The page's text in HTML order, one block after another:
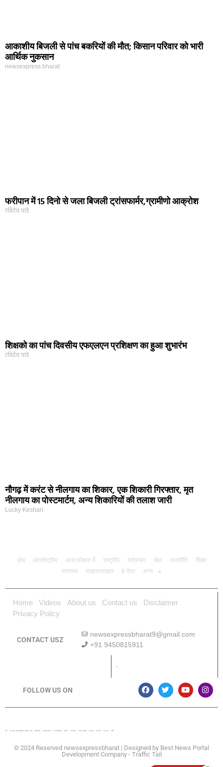
आकाशीय बिजली से पांच बकरियों की मौत; किसान परिवार को भारी
आर्थिक नुकसान
newsexpress bharat
फरीपान में 15 दिनो से जला बिजली ट्रांसफार्मर,ग्रामीणो आक्रोश
रविदेव पांडे
शिक्षको का पांच दिवसीय एफएलएन प्रशिक्षण का हुआ शुभारंभ
रविदेव पांडे
नौगढ़ में करंट से नीलगाय का शिकार, एक शिकारी गिरफ्तार, मृत
नीलगाय का पोस्टमार्टम, अन्य शिकारियों की तलाश जारी
Lucky Keshari
होम अंतर्राष्ट्रीय आज फोकस में राष्ट्रीय मनोरंजन खेल राजनीति
शिक्षा
स्वास्थ्य
लाइफस्टाइल ई-पेपर अन्य
Home Videos About us Contact us
Disclaimer
Privacy Policy
CONTACT USZ
newsexpressbharat9@gmail.com
+91 9450815911
FOLLOW US ON
© 2024 Reserved newsexpressbharat | Designed by Best News Portal
Development Company- Traffic Tail